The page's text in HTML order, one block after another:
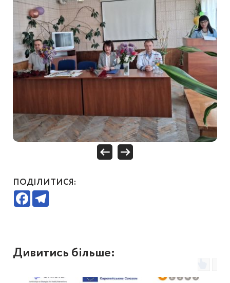
ПОДІЛИТИСЯ:
Facebook
Дивитись більше: